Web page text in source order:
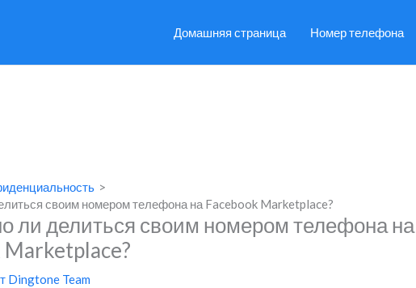
Домашняя страница Номер телефона
своим номером телефона на Facebook Marketplace?
ли делиться своим номером телефона на
Marketplace?
Dingtone Team